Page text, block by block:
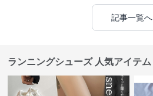
記事一覧へ
ランニングシューズ 人気アイテム